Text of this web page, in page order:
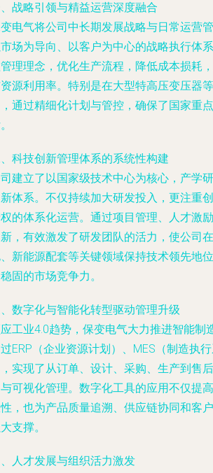
战略引领与精益运营深度融合
电气将公司中长期发展战略与日常运营
场为导向、以客户为中心的战略执行体
理理念，优化生产流程，降低成本损耗
源利用率。特别是在大型特高压变压器
通过精细化计划与管控，确保了国家重
科技创新管理体系的系统性构建
建立了以国家级技术中心为核心，产学
体系。不仅持续加大研发投入，更注重
的体系化运营。通过项目管理、人才激
，有效激发了研发团队的活力，使公司
新能源配套等关键领域保持技术领先地
固的市场竞争力。
数字化与智能化转型驱动管理升级
工业4.0趋势，保变电气大力推进智能制
ERP（企业资源计划）、MES（制造执
实现了从订单、设计、采购、生产到售
可视化管理。数字化工具的应用不仅提
，也为产品质量追溯、供应链协同和客
支撑。
人才发展与组织活力激发